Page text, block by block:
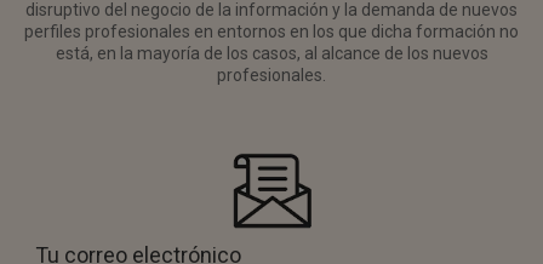
disruptivo del negocio de la información y la demanda de nuevos
perfiles profesionales en entornos en los que dicha formación no
está, en la mayoría de los casos, al alcance de los nuevos
profesionales.